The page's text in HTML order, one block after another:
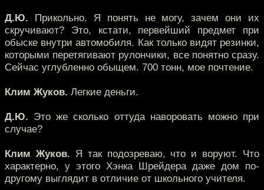
Д.Ю. Прикольно. Я понять не могу, зачем они их
скручивают? Это, кстати, первейший предмет при
обыске внутри автомобиля. Как только видят резинки,
которыми перетягивают рулончики, все понятно сразу.
Сейчас углубленно обыщем. 700 тонн, мое почтение.
Клим Жуков. Легкие деньги.
Д.Ю. Это же сколько оттуда наворовать можно при
случае?
Клим Жуков. Я так подозреваю, что и воруют. Что
характерно, у этого Хэнка Шрейдера даже дом по-
другому выглядит в отличие от школьного учителя.